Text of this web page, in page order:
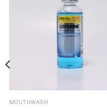
MOUTHWASH